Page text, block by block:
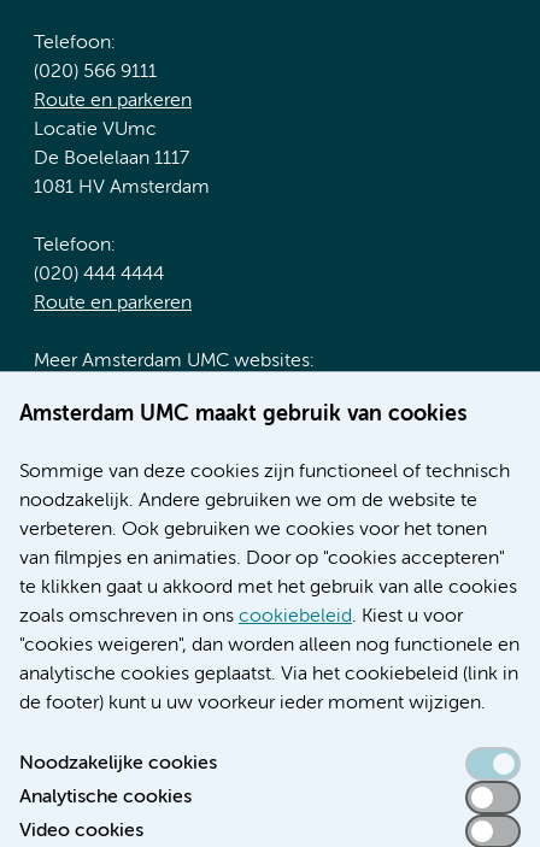
Amsterdam UMC maakt gebruik van cookies
Sommige van deze cookies zijn functioneel of technisch
noodzakelijk. Andere gebruiken we om de website te
verbeteren. Ook gebruiken we cookies voor het tonen
van filmpjes en animaties. Door op "cookies accepteren"
te klikken gaat u akkoord met het gebruik van alle cookies
zoals omschreven in ons cookiebeleid. Kiest u voor
"cookies weigeren", dan worden alleen nog functionele en
analytische cookies geplaatst. Via het cookiebeleid (link in
de footer) kunt u uw voorkeur ieder moment wijzigen.
Noodzakelijke cookies
Analytische cookies
Video cookies
Telefoon:
(020) 566 9111
Route en parkeren
Locatie VUmc
De Boelelaan 1117
1081 HV Amsterdam
Telefoon:
(020) 444 4444
Route en parkeren
Meer Amsterdam UMC websites:
Werken bij Amsterdam UMC
Nieuws
Research
Educatie locatie AMC
Educatie locatie VUmc
Verwijzen & diagnostiek
Toegankelijkheidsverklaring